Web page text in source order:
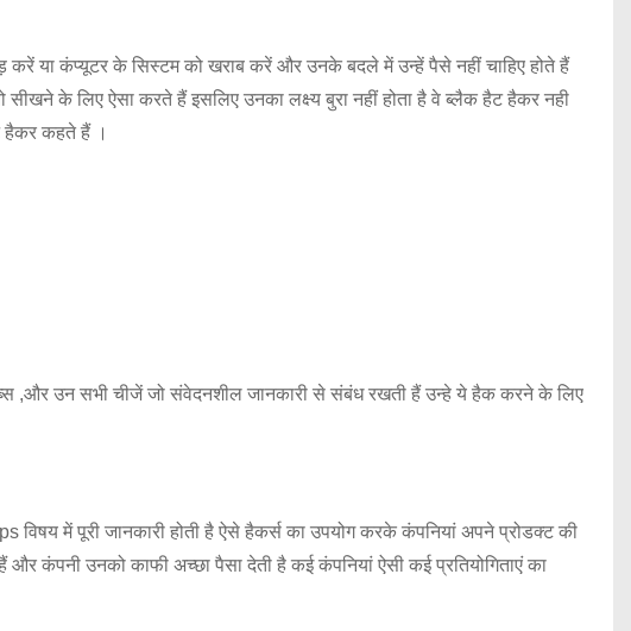
करें या कंप्यूटर के सिस्टम को खराब करें और उनके बदले में उन्हें पैसे नहीं चाहिए होते हैं
के लिए ऐसा करते हैं इसलिए उनका लक्ष्य बुरा नहीं होता है वे ब्लैक हैट हैकर नही
हैकर कहते हैं ।
,और उन सभी चीजें जो संवेदनशील जानकारी से संबंध रखती हैं उन्हे ये हैक करने के लिए
में पूरी जानकारी होती है ऐसे हैकर्स का उपयोग करके कंपनियां अपने प्रोडक्ट की
कंपनी उनको काफी अच्छा पैसा देती है कई कंपनियां ऐसी कई प्रतियोगिताएं का